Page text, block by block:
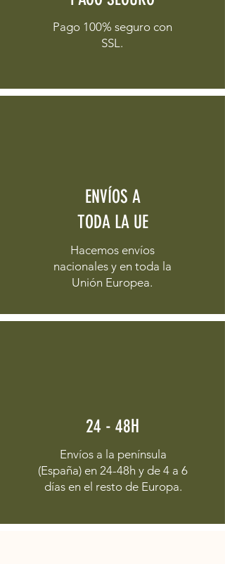
Pago 100% seguro con
SSL.
ENVÍOS A
TODA LA UE
Hacemos envíos
nacionales y en toda la
Unión Europea.
24 - 48H
Envíos a la península
(España) en 24-48h y de 4 a 6
días en el resto de Europa.